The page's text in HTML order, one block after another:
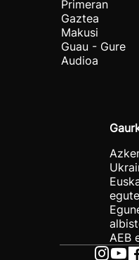
Primeran
Gaztea
Makusi
Guau - Gure
Audioa
AEB